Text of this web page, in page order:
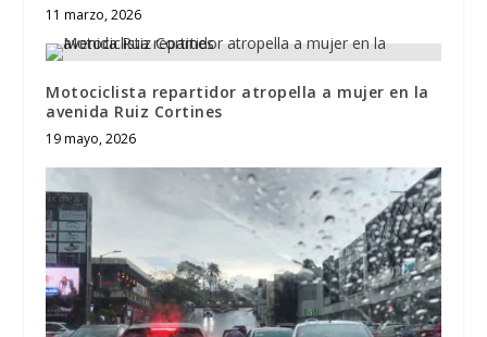
11 marzo, 2026
Motociclista repartidor atropella a mujer en la
avenida Ruiz Cortines
19 mayo, 2026